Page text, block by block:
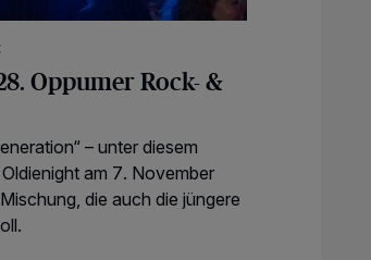
Oppumer Rock- &
– unter diesem
am 7. November
die auch die jüngere